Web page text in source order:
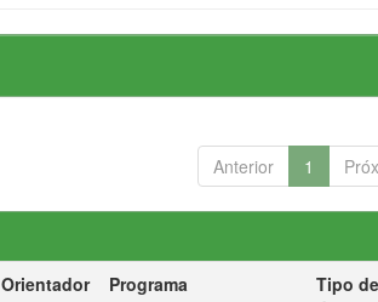
Anterior 1
Orientador Programa
Tipo de